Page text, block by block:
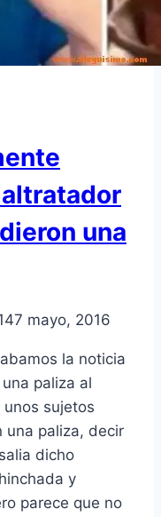
una
7 mayo, 2016
la noticia
paliza al
sujetos
una paliza, decir
dicho
y
parece que no